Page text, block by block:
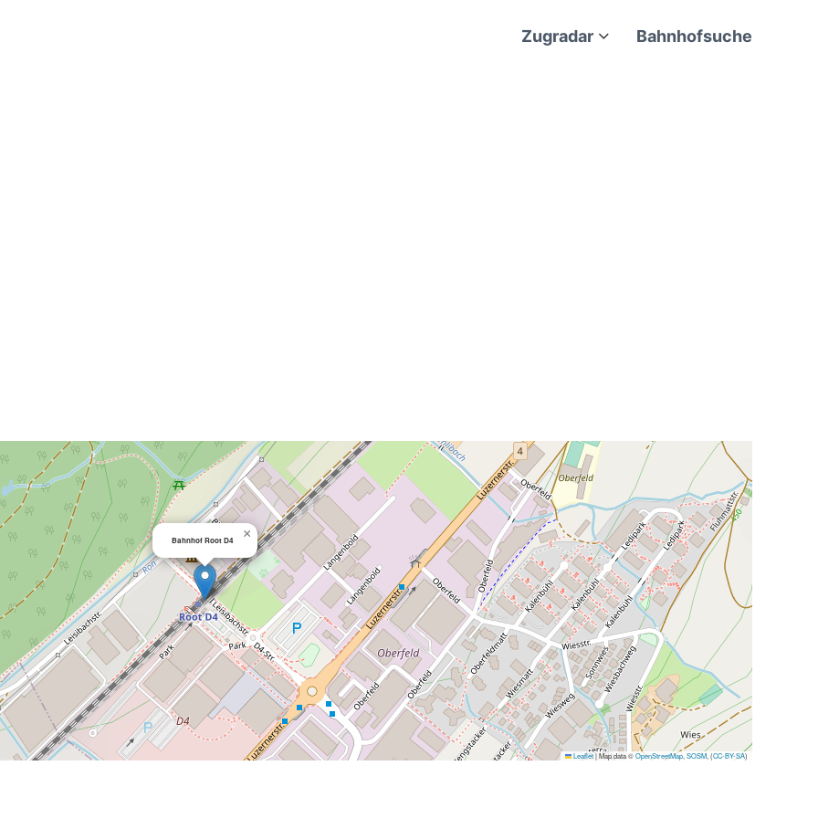
Zugradar Bahnhofsuche
Bahnhof Root D4 ×
Leaflet|Map data ©OpenStreetMap SOSM , (CC-BY-SA)